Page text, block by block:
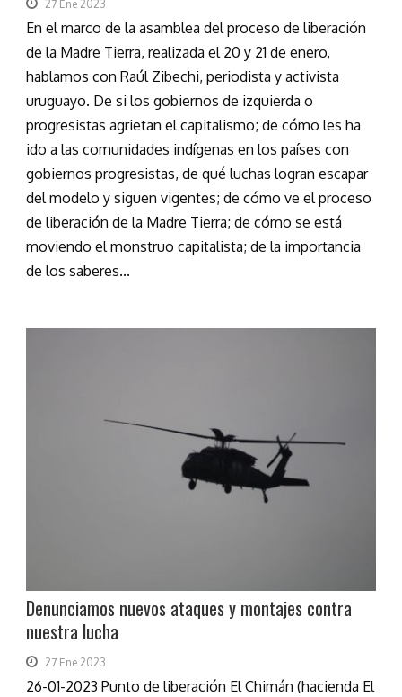
27 Ene 2023
En el marco de la asamblea del proceso de liberación
de la Madre Tierra, realizada el 20 y 21 de enero,
hablamos con Raúl Zibechi, periodista y activista
uruguayo. De si los gobiernos de izquierda o
progresistas agrietan el capitalismo; de cómo les ha
ido a las comunidades indígenas en los países con
gobiernos progresistas, de qué luchas logran escapar
del modelo y siguen vigentes; de cómo ve el proceso
de liberación de la Madre Tierra; de cómo se está
moviendo el monstruo capitalista; de la importancia
de los saberes...
Denunciamos nuevos ataques y montajes contra
nuestra lucha
27 Ene 2023
26-01-2023 Punto de liberación El Chimán (hacienda El